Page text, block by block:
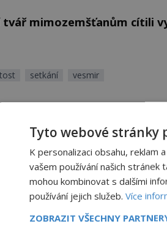
mimozemšťanům cítili
setkání vesmir
Facebooku
náhradní lidské
Další
Tyto webové stránky
K personalizaci obsahu, reklam
vašem používání našich stránek
mohou kombinovat s dalšími
používání jejich služeb. Více
ZOBRAZIT VŠECHNY